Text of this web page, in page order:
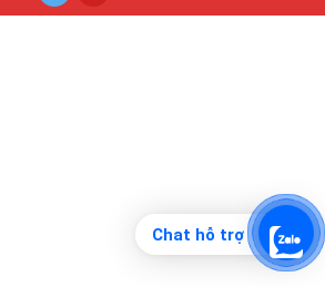
Chat hỗ trợ